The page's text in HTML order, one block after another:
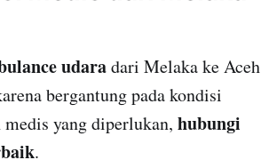
udaradari Melaka ke Aceh
bergantung pada kondisi
yang diperlukan, hubungi
.